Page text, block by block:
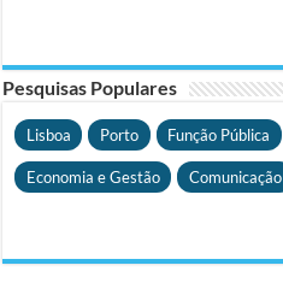
Pesquisas Populares
Lisboa Porto Função Pública
Economia e Gestão Comunicação